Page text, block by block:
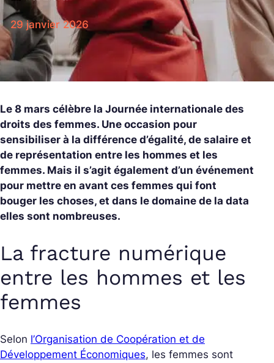
29 janvier 2026
Le 8 mars célèbre la Journée internationale des
droits des femmes. Une occasion pour
sensibiliser à la différence d’égalité, de salaire et
de représentation entre les hommes et les
femmes. Mais il s’agit également d’un événement
pour mettre en avant ces femmes qui font
bouger les choses, et dans le domaine de la data
elles sont nombreuses.
La fracture numérique
entre les hommes et les
femmes
Selon l’Organisation de Coopération et de
Développement Économiques, les femmes sont